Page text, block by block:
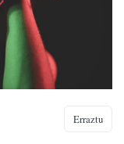
Erraztu